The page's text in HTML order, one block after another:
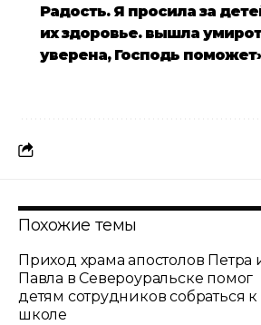
Радость. Я просила за
их здоровье. вышла
уверена, Господь
Похожие темы
Приход храма апостолов Петра
Павла в Североуральске помог
детям сотрудников собраться к
школе